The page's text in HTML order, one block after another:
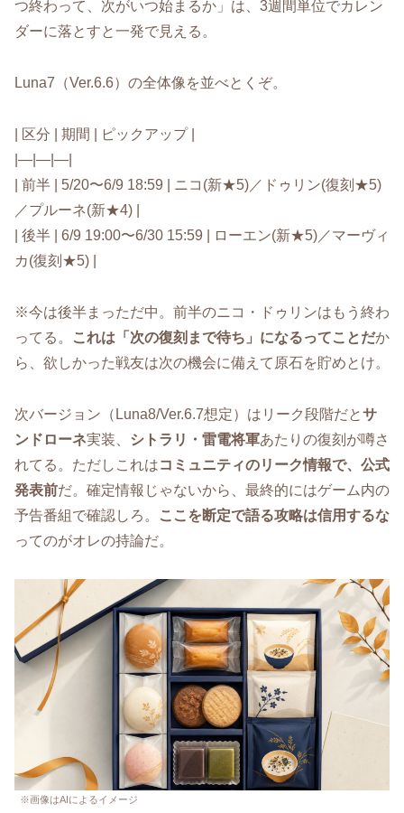
つ終わって、次がいつ始まるか」は、3週間単位でカレン
ダーに落とすと一発で見える。
Luna7（Ver.6.6）の全体像を並べとくぞ。
| 区分 | 期間 | ピックアップ |
|—|—|—|
| 前半 | 5/20〜6/9 18:59 | ニコ(新★5)／ドゥリン(復刻★5)
／プルーネ(新★4) |
| 後半 | 6/9 19:00〜6/30 15:59 | ローエン(新★5)／マーヴィ
カ(復刻★5) |
※今は後半まっただ中。前半のニコ・ドゥリンはもう終わ
ってる。
これは「次の復刻まで待ち」になるってことだか
ら、欲しかった戦友は次の機会に備えて原石を貯めとけ。
次バージョン（Luna8/Ver.6.7想定）はリーク段階だとサ
ンドローネ実装、 シトラリ・雷電将軍あたりの復刻が噂さ
れてる。ただしこれはコミュニティのリーク情報で、公式
発表前だ。確定情報じゃないから、最終的にはゲーム内の
予告番組で確認しろ。
ここを断定で語る攻略は信用するな
ってのがオレの持論だ。
※画像はAIによるイメージ